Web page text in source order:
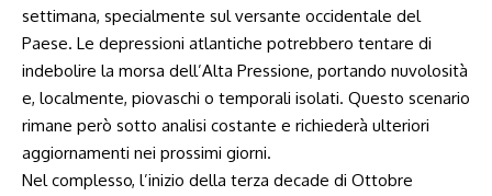
settimana,‍ specialmente sul ‌versante occidentale del
‍Paese. Le ​depressioni ⁤atlantiche ⁣potrebbero tentare di
indebolire la morsa dell’Alta Pressione, portando nuvolosità
e, localmente, piovaschi o temporali isolati. Questo scenario
⁤rimane però ⁤sotto analisi costante e richiederà​ ulteriori
aggiornamenti nei prossimi giorni.
Nel ⁢complesso, l’inizio della terza decade di‍ Ottobre